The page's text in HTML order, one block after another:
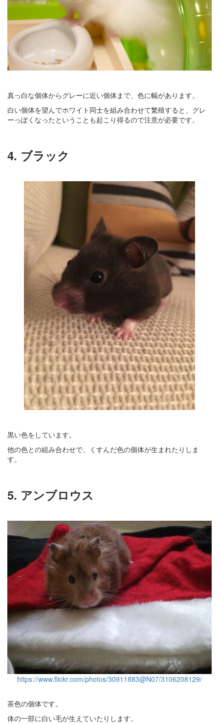
真っ白な個体からグレーに近い個体まで、色に幅があります。
白い個体を望んでホワイト同士を組み合わせて繁殖すると、グレ
ーっぽくなったということも起こり得るので注意が必要です。
4. ブラック
黒い色をしています。
他の色との組み合わせで、くすんだ色の個体が生まれたりしま
す。
5. アンブロウス
https://www.flickr.com/photos/30911883@N07/3106208129/
茶色の個体です。
体の一部に白い毛が生えていたりします。